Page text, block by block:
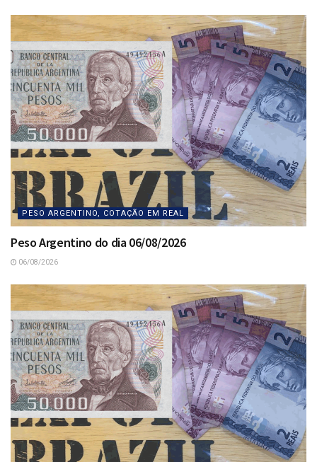
PESO ARGENTINO, COTAÇÃO EM REAL
Peso Argentino do dia 06/08/2026
06/08/2026